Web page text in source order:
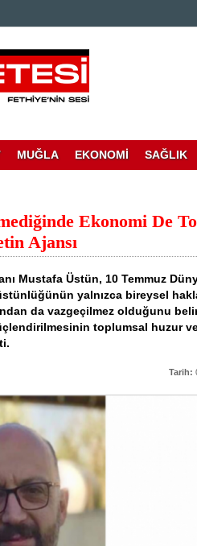
MUĞLA EKONOMİ SAĞLIK
Ekonomi De
Ajansı
Mustafa Üstün, 10 Temmuz
yalnızca bireysel
da vazgeçilmez olduğunu
toplumsal huzur ve
Tarih: